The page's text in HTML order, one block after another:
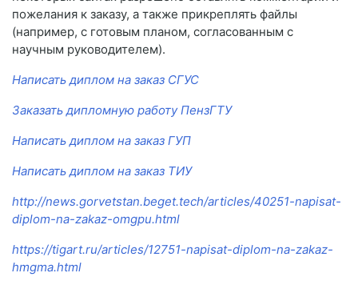
пожелания к заказу, а также прикреплять файлы
(например, с готовым планом, согласованным с
научным руководителем).
Написать диплом на заказ СГУС
Заказать дипломную работу ПензГТУ
Написать диплом на заказ ГУП
Написать диплом на заказ ТИУ
http://news.gorvetstan.beget.tech/articles/40251-napisat-
diplom-na-zakaz-omgpu.html
https://tigart.ru/articles/12751-napisat-diplom-na-zakaz-
hmgma.html